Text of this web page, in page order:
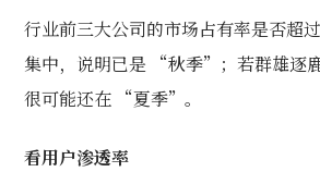
行业前三大公司的市场占有率是否超
集中，说明已是 “秋季”；若群雄逐鹿
很可能还在 “夏季”。
看用户渗透率